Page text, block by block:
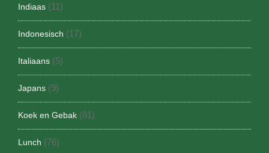
Indiaas (11)
Indonesisch (17)
Italiaans (5)
Japans (9)
Koek en Gebak (81)
Lunch (76)